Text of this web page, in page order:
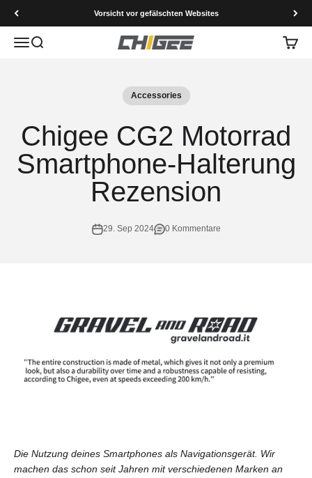
Vorsicht vor gefälschten Websites
MenüSuche CHIGEE Technology co.,Ltd
Accessories
Chigee CG2 Motorrad
Smartphone-Halterung
Rezension
29. Sep 2024 0 Kommentare
Die Nutzung deines Smartphones als Navigationsgerät. Wir
machen das schon seit Jahren mit verschiedenen Marken an